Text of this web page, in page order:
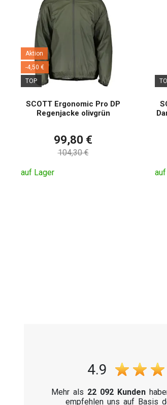
Aktion
-4,50 €
TOP
SCOTT Ergonomic Pro DP
Regenjacke olivgrün
99,80 €
104,30 €
auf Lager
4.9
Mehr als 22 092 Kunden
empfehlen uns auf Basis